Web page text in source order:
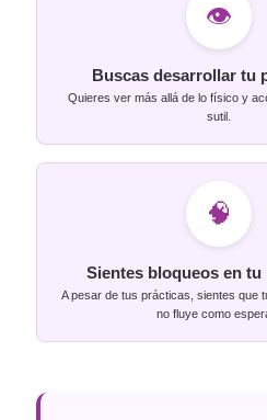
👁️
Buscas desarrollar tu
Quieres ver más allá de lo físico y
sutil.
🧠
Sientes bloqueos en tu
A pesar de tus prácticas, sientes que
no fluye como